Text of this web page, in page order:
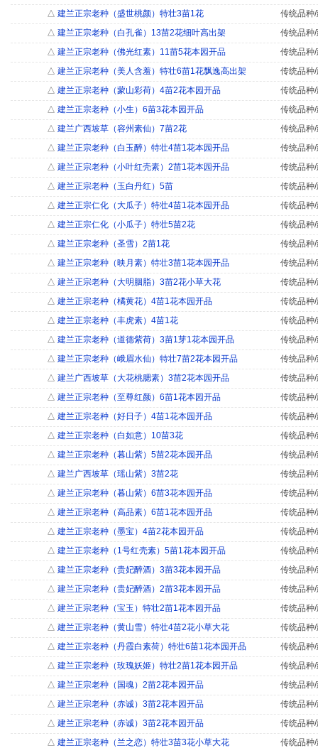
△ 建兰正宗老种（盛世桃颜）特壮3苗1花
传统品种
△ 建兰正宗老种（白孔雀）13苗2花细叶高出架
传统品种
△ 建兰正宗老种（佛光红素）11苗5花本园开品
传统品种
△ 建兰正宗老种（美人含羞）特壮6苗1花飘逸高出架
传统品种
△ 建兰正宗老种（蒙山彩荷）4苗2花本园开品
传统品种
△ 建兰正宗老种（小生）6苗3花本园开品
传统品种
△ 建兰广西坡草（容州素仙）7苗2花
传统品种
△ 建兰正宗老种（白玉醉）特壮4苗1花本园开品
传统品种
△ 建兰正宗老种（小叶红壳素）2苗1花本园开品
传统品种
△ 建兰正宗老种（玉白丹红）5苗
传统品种
△ 建兰正宗仁化（大瓜子）特壮4苗1花本园开品
传统品种
△ 建兰正宗仁化（小瓜子）特壮5苗2花
传统品种
△ 建兰正宗老种（圣雪）2苗1花
传统品种
△ 建兰正宗老种（映月素）特壮3苗1花本园开品
传统品种
△ 建兰正宗老种（大明胭脂）3苗2花小草大花
传统品种
△ 建兰正宗老种（橘黄花）4苗1花本园开品
传统品种
△ 建兰正宗老种（丰虎素）4苗1花
传统品种
△ 建兰正宗老种（道德紫荷）3苗1芽1花本园开品
传统品种
△ 建兰正宗老种（峨眉水仙）特壮7苗2花本园开品
传统品种
△ 建兰广西坡草（大花桃腮素）3苗2花本园开品
传统品种
△ 建兰正宗老种（至尊红颜）6苗1花本园开品
传统品种
△ 建兰正宗老种（好日子）4苗1花本园开品
传统品种
△ 建兰正宗老种（白如意）10苗3花
传统品种
△ 建兰正宗老种（暮山紫）5苗2花本园开品
传统品种
△ 建兰广西坡草（瑶山紫）3苗2花
传统品种
△ 建兰正宗老种（暮山紫）6苗3花本园开品
传统品种
△ 建兰正宗老种（高品素）6苗1花本园开品
传统品种
△ 建兰正宗老种（墨宝）4苗2花本园开品
传统品种
△ 建兰正宗老种（1号红壳素）5苗1花本园开品
传统品种
△ 建兰正宗老种（贵妃醉酒）3苗3花本园开品
传统品种
△ 建兰正宗老种（贵妃醉酒）2苗3花本园开品
传统品种
△ 建兰正宗老种（宝玉）特壮2苗1花本园开品
传统品种
△ 建兰正宗老种（黄山雪）特壮4苗2花小草大花
传统品种
△ 建兰正宗老种（丹霞白素荷）特壮6苗1花本园开品
传统品种
△ 建兰正宗老种（玫瑰妖姬）特壮2苗1花本园开品
传统品种
△ 建兰正宗老种（国魂）2苗2花本园开品
传统品种
△ 建兰正宗老种（赤诚）3苗2花本园开品
传统品种
△ 建兰正宗老种（赤诚）3苗2花本园开品
传统品种
△ 建兰正宗老种（兰之恋）特壮3苗3花小草大花
传统品种